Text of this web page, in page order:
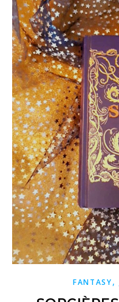
FANTASY,